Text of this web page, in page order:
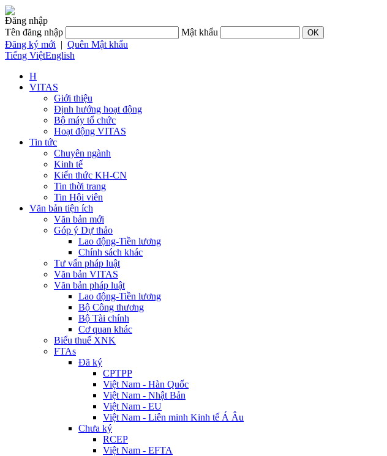
Đăng nhập
Tên đăng nhập
Mật khẩu
Đăng ký mới | Quên Mật khẩu
Tiếng ViệtEnglish
H
VITAS
Giới thiệu
Định hướng hoạt động
Bộ máy tổ chức
Hoạt động VITAS
Tin tức
Chuyên ngành
Kinh tế
Kiến thức KH-CN
Tin thời trang
Tin Hội viên
Văn bản tiện ích
Văn bản mới
Góp ý Dự thảo
Lao động-Tiền lương
Chính sách khác
Tư vấn pháp luật
Văn bản VITAS
Văn bản pháp luật
Lao động-Tiền lương
Bộ Công thương
Bộ Tài chính
Cơ quan khác
Biểu thuế XNK
FTAs
Đã ký
CPTPP
Việt Nam - Hàn Quốc
Việt Nam - Nhật Bản
Việt Nam - EU
Việt Nam - Liên minh Kinh tế Á Âu
Chưa ký
RCEP
Việt Nam - EFTA